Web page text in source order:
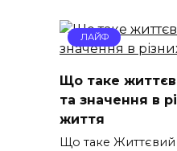
ЛАЙФ
Що таке
та значення в
життя
Що таке